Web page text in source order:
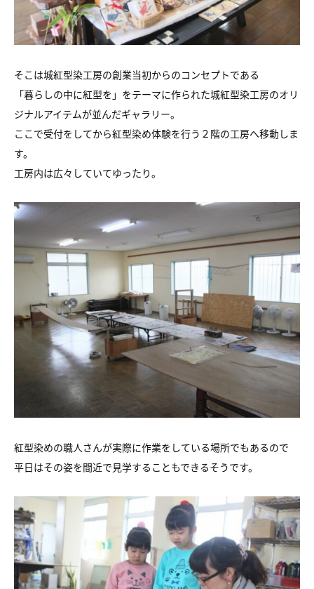
そこは城紅型染工房の創業当初からのコンセプトである
「暮らしの中に紅型を」をテーマに作られた城紅型染工房のオリ
ジナルアイテムが並んだギャラリー。
ここで受付をしてから紅型染め体験を行う２階の工房へ移動しま
す。
工房内は広々していてゆったり。
紅型染めの職人さんが実際に作業をしている場所でもあるので
平日はその姿を間近で見学することもできるそうです。